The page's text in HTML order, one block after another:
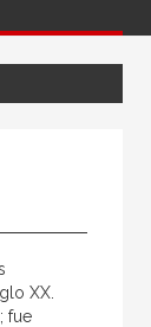
XX.
fue